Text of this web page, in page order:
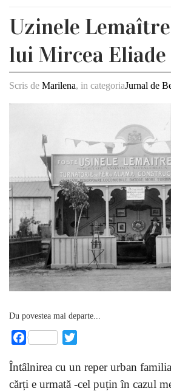
Uzinele
lui Mircea Eliade
Scris de Marilena, in categoriaJurnal de
Du povestea mai departe...
Facebook
Întâlnirea cu un reper urban
cărți e urmată -cel puțin în cazul